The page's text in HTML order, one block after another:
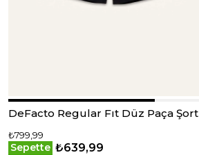
DeFacto Regular Fıt Düz Paça Şort
₺799,99
Sepette ₺639,99